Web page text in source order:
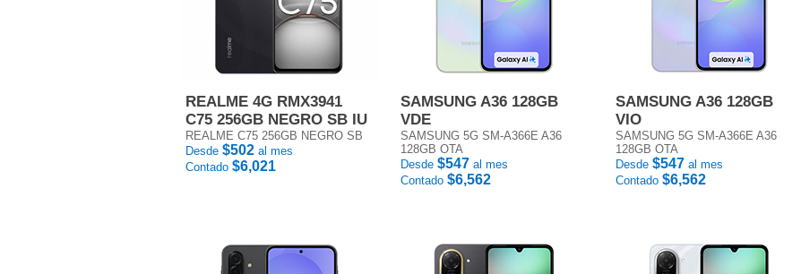
REALME 4G RMX3941
C75 256GB NEGRO SB IU
REALME C75 256GB NEGRO SB
Desde $502 al mes
Contado $6,021
SAMSUNG A36 128GB
VDE
SAMSUNG 5G SM-A366E A36
128GB OTA
Desde $547 al mes
Contado $6,562
SAMSUNG A36 128GB
VIO
SAMSUNG 5G SM-A366E A36
128GB OTA
Desde $547 al mes
Contado $6,562